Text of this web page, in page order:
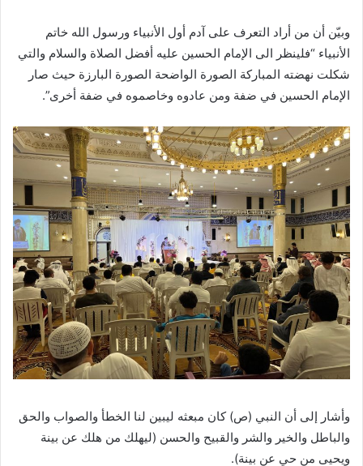
وبيّن أن من أراد التعرف على آدم أول الأنبياء ورسول الله خاتم
الأنبياء “فلينظر الى الإمام الحسين عليه أفضل الصلاة والسلام والتي
شكلت نهضته المباركة الصورة الواضحة الصورة البارزة حيث صار
الإمام الحسين في ضفة ومن عادوه وخاصموه في ضفة أخرى”.
وأشار إلى أن النبي (ص) كان مبعثه ليبين لنا الخطأ والصواب والحق
والباطل والخير والشر والقبيح والحسن (ليهلك من هلك عن بينة
ويحيى من حي عن بينة).